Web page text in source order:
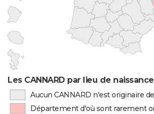
Les CANNARD par lieu de naissance
Aucun CANNARD n'est originaire
Département d'où sont rarement